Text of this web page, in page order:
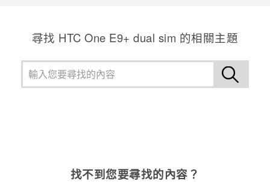
尋找 HTC One E9+ dual sim 的相關主題
找不到您要尋找的內容？